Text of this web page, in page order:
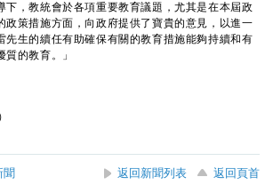
，教統會於各項重要教育議題，尤其是在本屆政
政策措施方面，向政府提供了寶貴的意見，以進一
先生的續任有助確保有關的教育措施能夠持續和有
的教育。」
聞 返回新聞列表
返回頁首